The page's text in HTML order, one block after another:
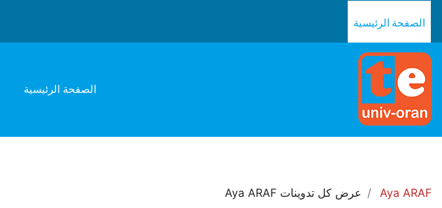
الصفحة الرئيسية
الصفحة الرئيسية
Aya ARAF عرض كل تدوينات Aya ARAF